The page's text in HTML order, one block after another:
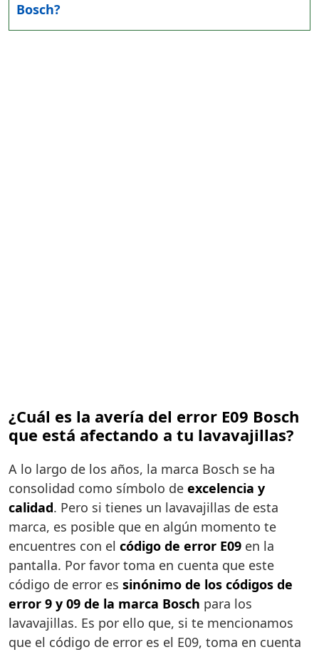
Bosch?
¿Cuál es la avería del error E09 Bosch
que está afectando a tu lavavajillas?
A lo largo de los años, la marca Bosch se ha
consolidad como símbolo de excelencia y
calidad. Pero si tienes un lavavajillas de esta
marca, es posible que en algún momento te
encuentres con el código de error E09 en la
pantalla. Por favor toma en cuenta que este
código de error es sinónimo de los códigos de
error 9 y 09 de la marca Bosch para los
lavavajillas. Es por ello que, si te mencionamos
que el código de error es el E09, toma en cuenta